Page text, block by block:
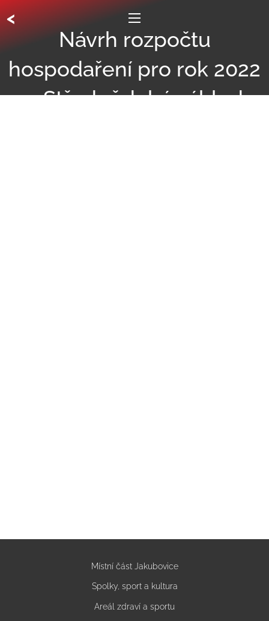
<
Návrh rozpočtu
hospodaření pro rok 2022
a Střednědobý výhled
Místní část Jakubovice
Spolky, sport a kultura
Areál zdraví a sportu